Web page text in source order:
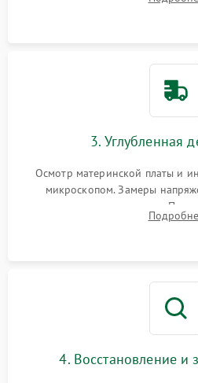
массивной системы
3. Углубленная
Осмотр материнской платы и
микроскопом. Замеры
процессора и видеокарты.
диска и оперативной памяти
4. Восстановление и